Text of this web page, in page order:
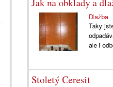
Jak na obklady a
Dlažba
Taky
ale i
Stoletý Ceresit